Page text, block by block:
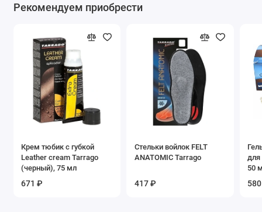
Рекомендуем приобрести
Крем тюбик с губкой
Leather cream Tarrago
(черный), 75 мл
671 ₽
Стельки войлок FELT
ANATOMIC Tarrago
417 ₽
50